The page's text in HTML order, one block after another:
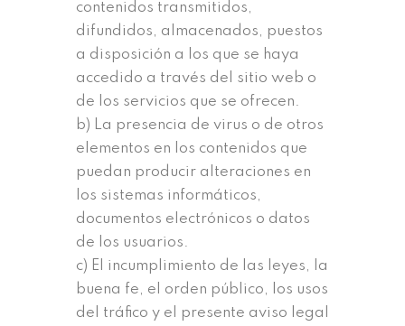
contenidos transmitidos,
difundidos, almacenados, puestos
a disposición a los que se haya
accedido a través del sitio web o
de los servicios que se ofrecen.
b) La presencia de virus o de otros
elementos en los contenidos que
puedan producir alteraciones en
los sistemas informáticos,
documentos electrónicos o datos
de los usuarios.
c) El incumplimiento de las leyes, la
buena fe, el orden público, los usos
del tráfico y el presente aviso legal